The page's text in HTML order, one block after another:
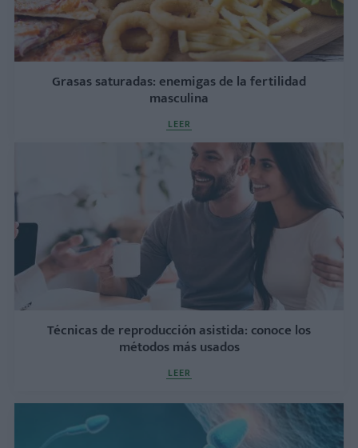
Grasas saturadas: enemigas de la fertilidad
masculina
LEER
Técnicas de reproducción asistida: conoce los
métodos más usados
LEER